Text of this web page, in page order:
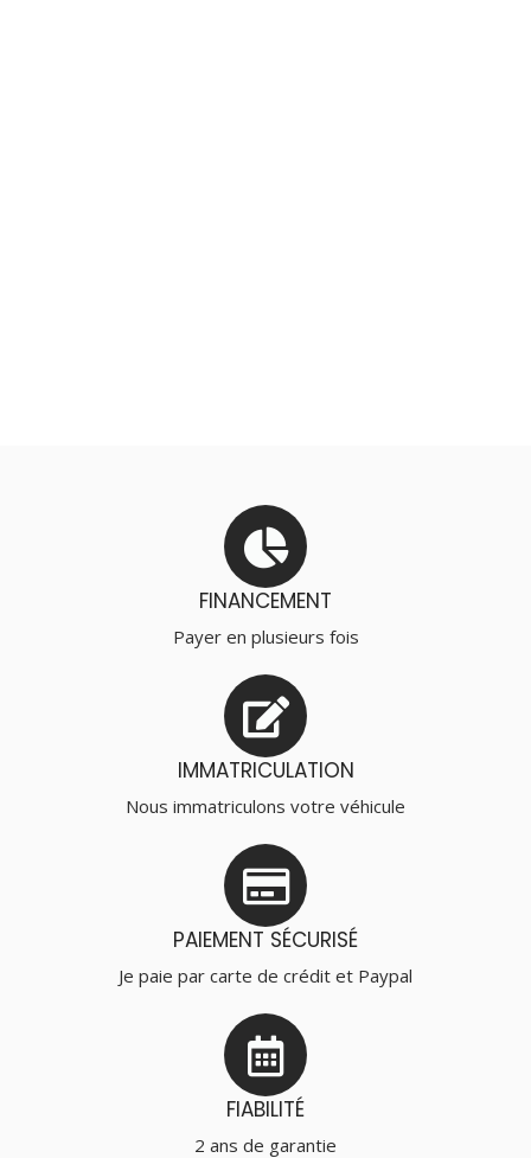
FINANCEMENT
Payer en plusieurs fois
IMMATRICULATION
Nous immatriculons votre véhicule
PAIEMENT SÉCURISÉ
Je paie par carte de crédit et Paypal
FIABILITÉ
2 ans de garantie